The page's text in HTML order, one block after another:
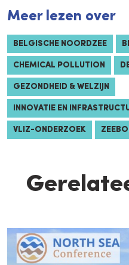
Meer lezen over
BELGISCHE NOORDZEE
CHEMICAL POLLUTION
GEZONDHEID & WELZIJN
INNOVATIE EN
VLIZ-ONDERZOEK